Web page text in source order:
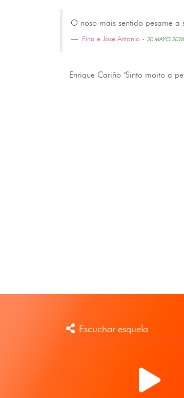
O noso mais sentido pesame a
Fina e Jose Antonio - 20 MAYO 2026
Enrique Cariño "Sinto moito a
Escuchar esquela